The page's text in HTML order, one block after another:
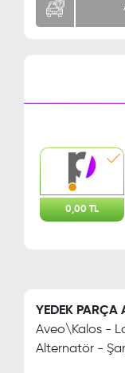
0,00 TL
YEDEK PARÇA
Aveo\Kalos -
Alternatör -